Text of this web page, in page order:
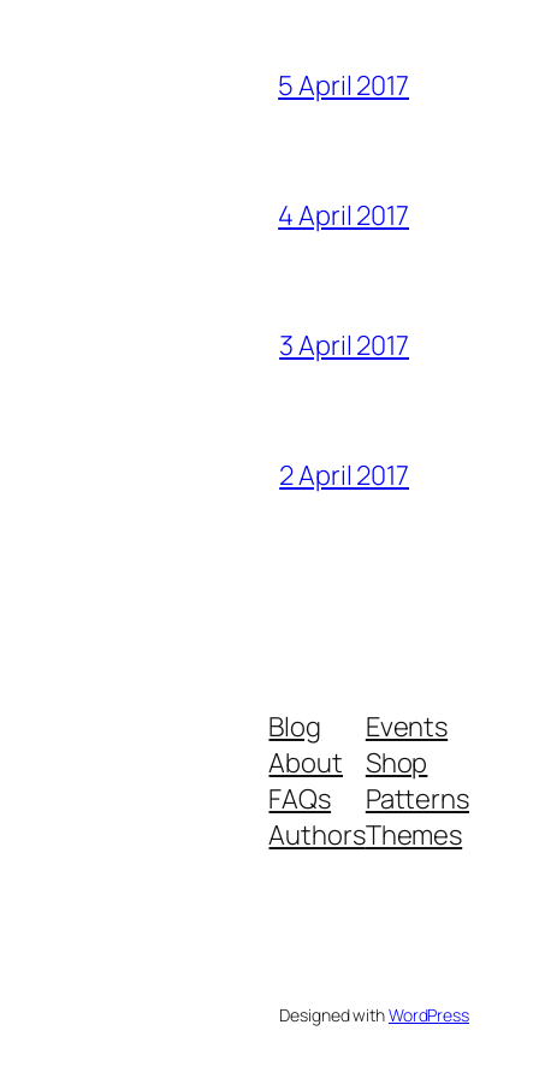
5 April 2017
4 April 2017
3 April 2017
2 April 2017
Blog
About
FAQs
Authors
Events
Shop
Patterns
Themes
Designed withWordPress